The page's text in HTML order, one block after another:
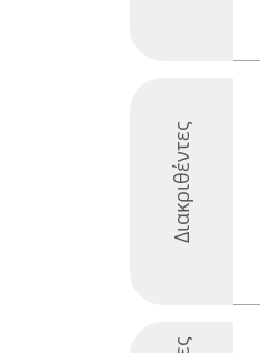
Διακριθέντες